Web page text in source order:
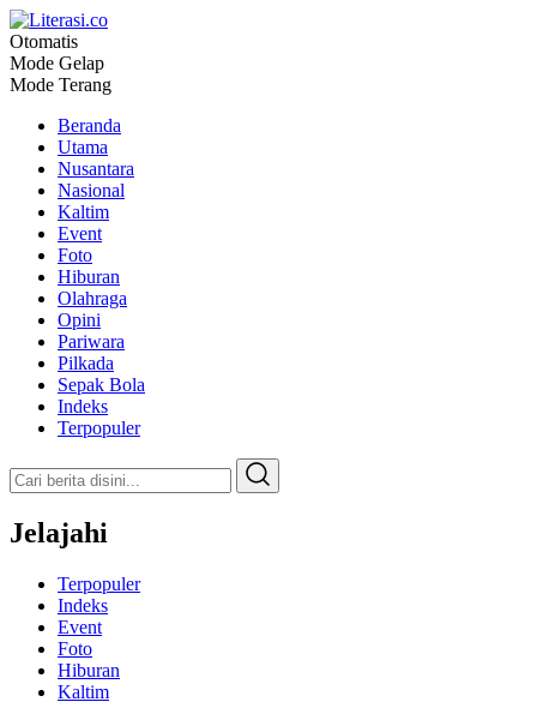
Literasi.co
Pilar Informasi
Otomatis
Mode Gelap
Mode Terang
Beranda
Utama
Nusantara
Nasional
Kaltim
Event
Foto
Hiburan
Olahraga
Opini
Pariwara
Pilkada
Sepak Bola
Indeks
Terpopuler
Jelajahi
Terpopuler
Indeks
Event
Foto
Hiburan
Kaltim